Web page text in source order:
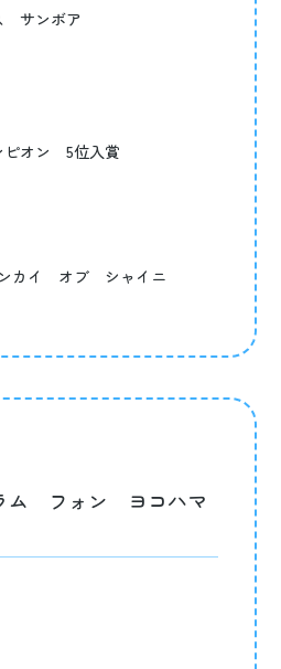
サンボア
ピオン 5位入賞
ム フォン ヨコハマ